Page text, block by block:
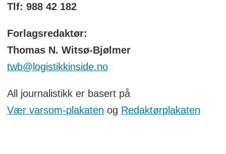
Tlf: 988 42 182
Forlagsredaktør:
Thomas N. Witsø-Bjølmer
twb@logistikkinside.no
All journalistikk er basert på
Vær varsom-plakaten og Redaktørplakaten